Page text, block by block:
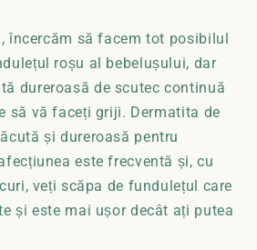
încercăm să facem tot posibilul
roșu al bebelușului, dar
dureroasă de scutec continuă
să vă faceți griji. Dermatita de
și dureroasă pentru
este frecventă și, cu
veți scăpa de fundulețul care
și este mai ușor decât ați putea